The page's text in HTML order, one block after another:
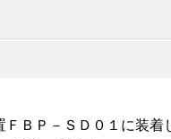
ＦＢＰ－ＳＤ０１に装